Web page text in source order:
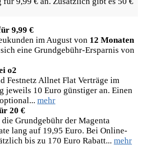
9,99 €
im August von 12 Monaten
eine Grundgebühr-Ersparnis von
o2
Festnetz Allnet Flat Verträge im
jeweils 10 Euro günstiger an. Einen
mehr
20 €
Grundgebühr der Magenta
lang auf 19,95 Euro. Bei Online-
bis zu 170 Euro Rabatt... mehr